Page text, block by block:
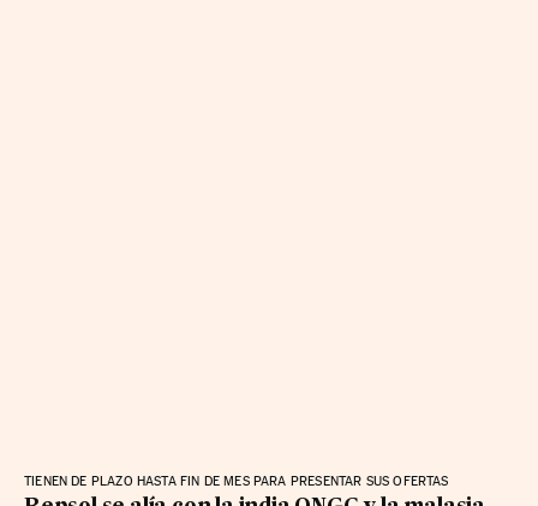
TIENEN DE PLAZO HASTA FIN DE MES PARA PRESENTAR SUS OFERTAS